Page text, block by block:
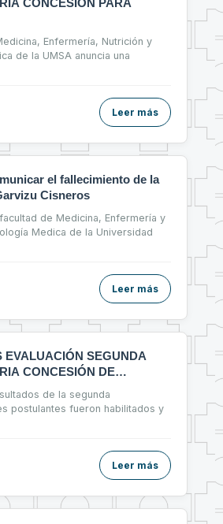
Enfermería, Nutrición y
de la UMSA anuncia una
Leer más
el fallecimiento de la
Cisneros
de Medicina, Enfermería y
Medica de la Universidad
Leer más
EVALUACIÓN SEGUNDA
CONCESIÓN DE
de la segunda
postulantes fueron habilitados y
Leer más